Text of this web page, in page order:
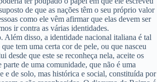
de que as nações têm o seu próprio valor
como ele vêm afirmar que elas devem ser
ir contra as várias identidades.
Além disso, a identidade nacional italiana é tal
tem uma certa cor de pele, ou que nasceu
desde que este se reconheça nela, aceite os
parte de uma comunidade, que não é uma
e de solo, mas histórica e social, constituída por